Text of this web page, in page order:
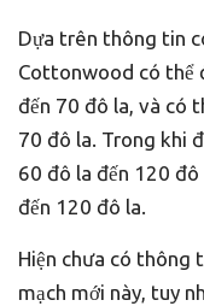
Dựa trên thông tin
Cottonwood có thể
đến 70 đô la, và có
70 đô la. Trong khi
60 đô la đến 120
đến 120 đô la.
Hiện chưa có thông
mạch mới này, tuy